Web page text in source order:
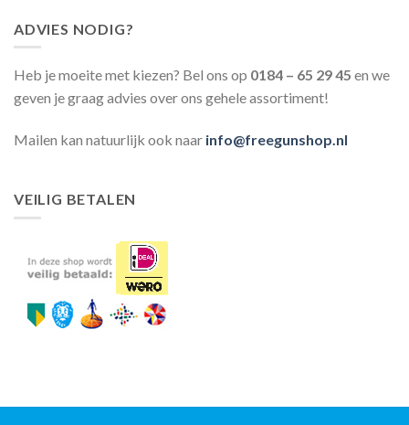
ADVIES NODIG?
Heb je moeite met kiezen? Bel ons op 0184 – 65 29 45 en we
geven je graag advies over ons gehele assortiment!
Mailen kan natuurlijk ook naar info@freegunshop.nl
VEILIG BETALEN